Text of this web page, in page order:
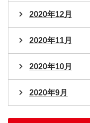
2020年12月
2020年11月
2020年10月
2020年9月